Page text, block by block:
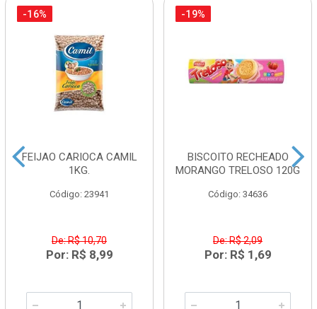
-16%
FEIJAO CARIOCA CAMIL
1KG.
Código: 23941
De: R$ 10,70
Por: R$ 8,99
-19%
BISCOITO RECHEADO
MORANGO TRELOSO 120G
Código: 34636
De: R$ 2,09
Por: R$ 1,69